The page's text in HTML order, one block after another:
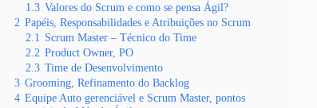
1.3 Valores do Scrum e como se pensa Ágil?
2 Papéis, Responsabilidades e Atribuições no Scrum
2.1 Scrum Master – Técnico do Time
2.2 Product Owner, PO
2.3 Time de Desenvolvimento
3 Grooming, Refinamento do Backlog
4 Equipe Auto gerenciável e Scrum Master, pontos